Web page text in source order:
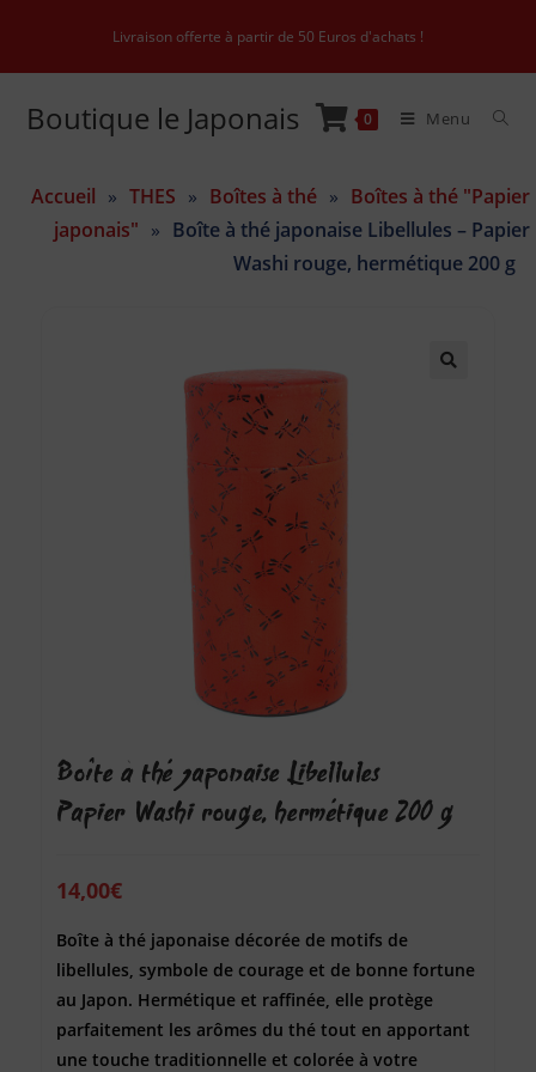
Livraison offerte à partir de 50 Euros d'achats !
Boutique le Japonais 0 Menu
Accueil » THES » Boîtes à thé » Boîtes à thé "Papier
japonais" » Boîte à thé japonaise Libellules – Papier
Washi rouge, hermétique 200 g
Boîte à thé japonaise Libellules –
Papier Washi rouge, hermétique 200 g
14,00€
Boîte à thé japonaise décorée de motifs de
libellules, symbole de courage et de bonne fortune
au Japon. Hermétique et raffinée, elle protège
parfaitement les arômes du thé tout en apportant
une touche traditionnelle et colorée à votre